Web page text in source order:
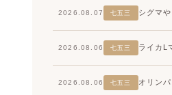
2026.08.07 七五三 シグマ
2026.08.06 七五三 ライカL
2026.08.06 七五三 オリン